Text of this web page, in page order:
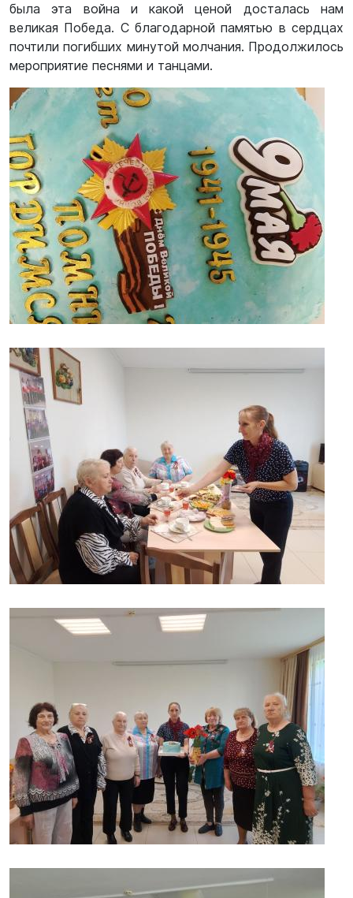
была эта война и какой ценой досталась нам
великая Победа. С благодарной памятью в сердцах
почтили погибших минутой молчания. Продолжилось
мероприятие песнями и танцами.